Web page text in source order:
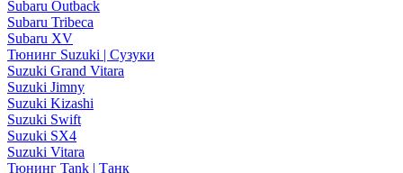
Subaru Outback
Subaru Tribeca
Subaru XV
Тюнинг Suzuki | Сузуки
Suzuki Grand Vitara
Suzuki Jimny
Suzuki Kizashi
Suzuki Swift
Suzuki SX4
Suzuki Vitara
Тюнинг Tank | Танк